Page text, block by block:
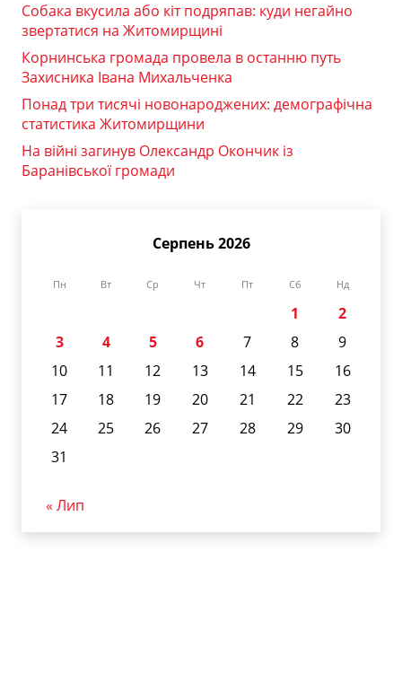
Собака вкусила або кіт подряпав: куди негайно
звертатися на Житомирщині
Корнинська громада провела в останню путь
Захисника Івана Михальченка
Понад три тисячі новонароджених: демографічна
статистика Житомирщини
На війні загинув Олександр Окончик із
Баранівської громади
Серпень 2026
Пн Вт Ср Чт Пт Сб Нд
1
2
3
4 5 6 7 8
9
10
11 12 13 14 15
16
17
18 19 20 21 22
23
24
25 26 27 28 29
30
31
« Лип